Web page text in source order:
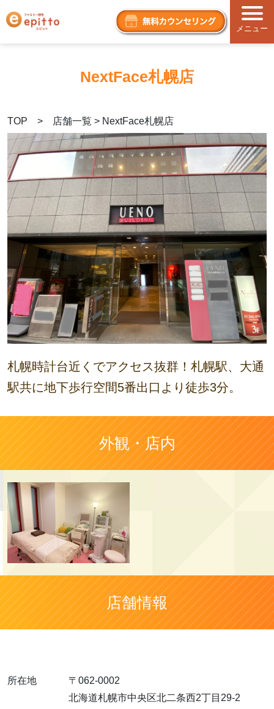
メニュー
NextFace札幌店
TOP > 店舗一覧 > NextFace札幌店
札幌時計台近くでアクセス抜群！札幌駅、大通
駅共に地下歩行空間5番出口より徒歩3分。
外観・店内
店舗情報
所在地
〒062-0002
北海道札幌市中央区北二条西2丁目29-2